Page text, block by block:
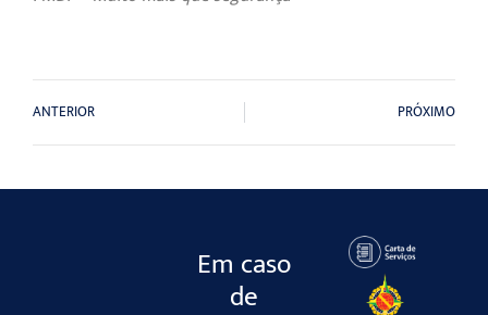
ANTERIOR PRÓXIMO
Em caso
de